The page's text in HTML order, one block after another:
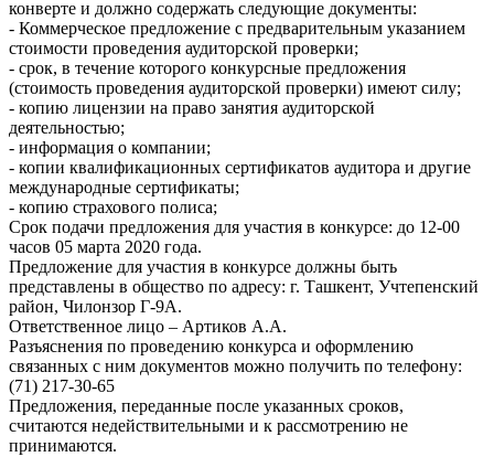
конверте и должно содержать следующие документы:
- Коммерческое предложение с предварительным указанием
стоимости проведения аудиторской проверки;
- срок, в течение которого конкурсные предложения
(стоимость проведения аудиторской проверки) имеют силу;
- копию лицензии на право занятия аудиторской
деятельностью;
- информация о компании;
- копии квалификационных сертификатов аудитора и другие
международные сертификаты;
- копию страхового полиса;
Срок подачи предложения для участия в конкурсе: до 12-00
часов 05 марта 2020 года.
Предложение для участия в конкурсе должны быть
представлены в общество по адресу: г. Ташкент, Учтепенский
район, Чилонзор Г-9А.
Ответственное лицо – Артиков А.А.
Разъяснения по проведению конкурса и оформлению
связанных с ним документов можно получить по телефону:
(71) 217-30-65
Предложения, переданные после указанных сроков,
считаются недействительными и к рассмотрению не
принимаются.